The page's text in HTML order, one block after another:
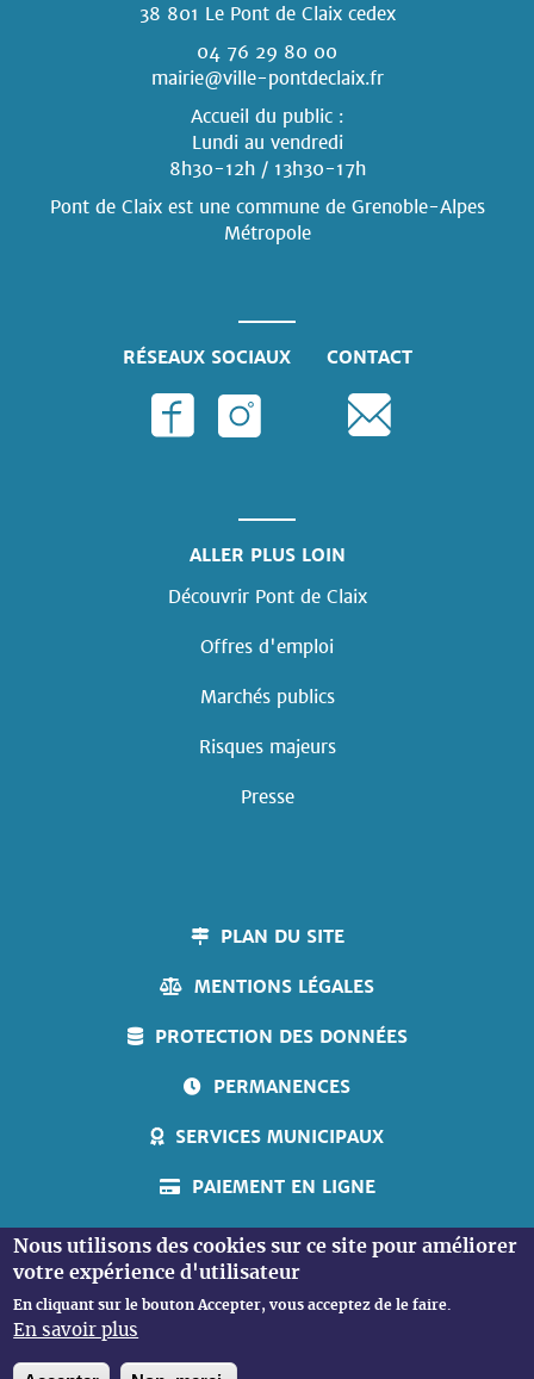
38 801 Le Pont de Claix cedex
04 76 29 80 00
mairie@ville-pontdeclaix.fr
Accueil du public :
Lundi au vendredi
8h30-12h / 13h30-17h
Pont de Claix est une commune de Grenoble-Alpes
Métropole
RÉSEAUX SOCIAUX CONTACT
ALLER PLUS LOIN
Découvrir Pont de Claix
Offres d'emploi
Marchés publics
Risques majeurs
Presse
PLAN DU SITE
MENTIONS LÉGALES
PROTECTION DES DONNÉES
PERMANENCES
SERVICES MUNICIPAUX
PAIEMENT EN LIGNE
ACCUEIL PERSONNES SOURDES
Nous utilisons des cookies sur ce site pour améliorer
votre expérience d'utilisateur
En cliquant sur le bouton Accepter, vous acceptez de le faire.
En savoir plus